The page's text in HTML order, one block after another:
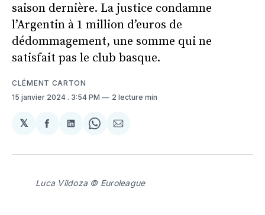
saison dernière. La justice condamne
l’Argentin à 1 million d’euros de
dédommagement, une somme qui ne
satisfait pas le club basque.
CLÉMENT CARTON
15 janvier 2024 . 3:54 PM 2 lecture min
𝕏
Partager
Facebook
Partager
LinkedIn
Share
WhatsApp
Partager
Courriel
Luca Vildoza © Euroleague